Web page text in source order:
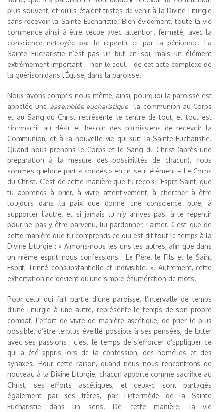
plus souvent, et qu’ils étaient tristes de venir à la Divine Liturgie
sans recevoir la Sainte Eucharistie. Bien évidement, toute la vie
commence ainsi à être vécue avec attention, fermeté, avec la
conscience nettoyée par le repentir et par la pénitence. La
Sainte Eucharistie n’est pas un but en soi, mais un élément
extrêmement important – non le seul – de cet acte complexe de
la guérison dans l’Église, dans la paroisse.
Nous avons compris nous même, ainsi, pourquoi la paroisse est
appelée une assemblée eucharistique: la communion au Corps
et au Sang du Christ représente le centre de tout, et tout est
circonscrit au désir et besoin des paroissiens de recevoir la
Communion, et à la nouvelle vie qui suit la Sainte Eucharistie.
Quand nous prenons le Corps et le Sang du Christ (après une
préparation à la mesure des possibilités de chacun), nous
sommes quelque part « soudés » en un seul élément – Le Corps
du Christ. C’est de cette manière que tu reçois l’Esprit Saint, que
tu apprends à prier, à vivre attentivement, à chercher à être
toujours dans la paix que donne une conscience pure, à
supporter l’autre, et si jamais tu n’y arrives pas, à te repentir
pour ne pas y être parvenu, lui pardonner, l’aimer. C’est que de
cette manière que tu comprends ce qui est dit tout le temps à la
Divine Liturgie : « Aimons-nous les uns les autres, afin que dans
un même esprit nous confessions : Le Père, le Fils et le Saint
Esprit, Trinité consubstantielle et indivisible. ». Autrement, cette
exhortation ne devient qu’une simple énumération de mots.
Pour celui qui fait partie d’une paroisse, l’intervalle de temps
d’une Liturgie à une autre, représente le temps de son propre
combat, l’effort de vivre de manière ascétique, de prier le plus
possible, d’être le plus éveillé possible à ses pensées, de lutter
avec ses passions ; c’est le temps de s’efforcer d’appliquer ce
qui a été appris lors de la confession, des homélies et des
synaxes. Pour cette raison, quand nous nous rencontrons de
nouveau à la Divine Liturgie, chacun apporte comme sacrifice au
Christ, ses efforts ascétiques, et ceux-ci sont partagés
également par ses frères, par l’intermède de la Sainte
Eucharistie dans un sens. De cette manière, la vie